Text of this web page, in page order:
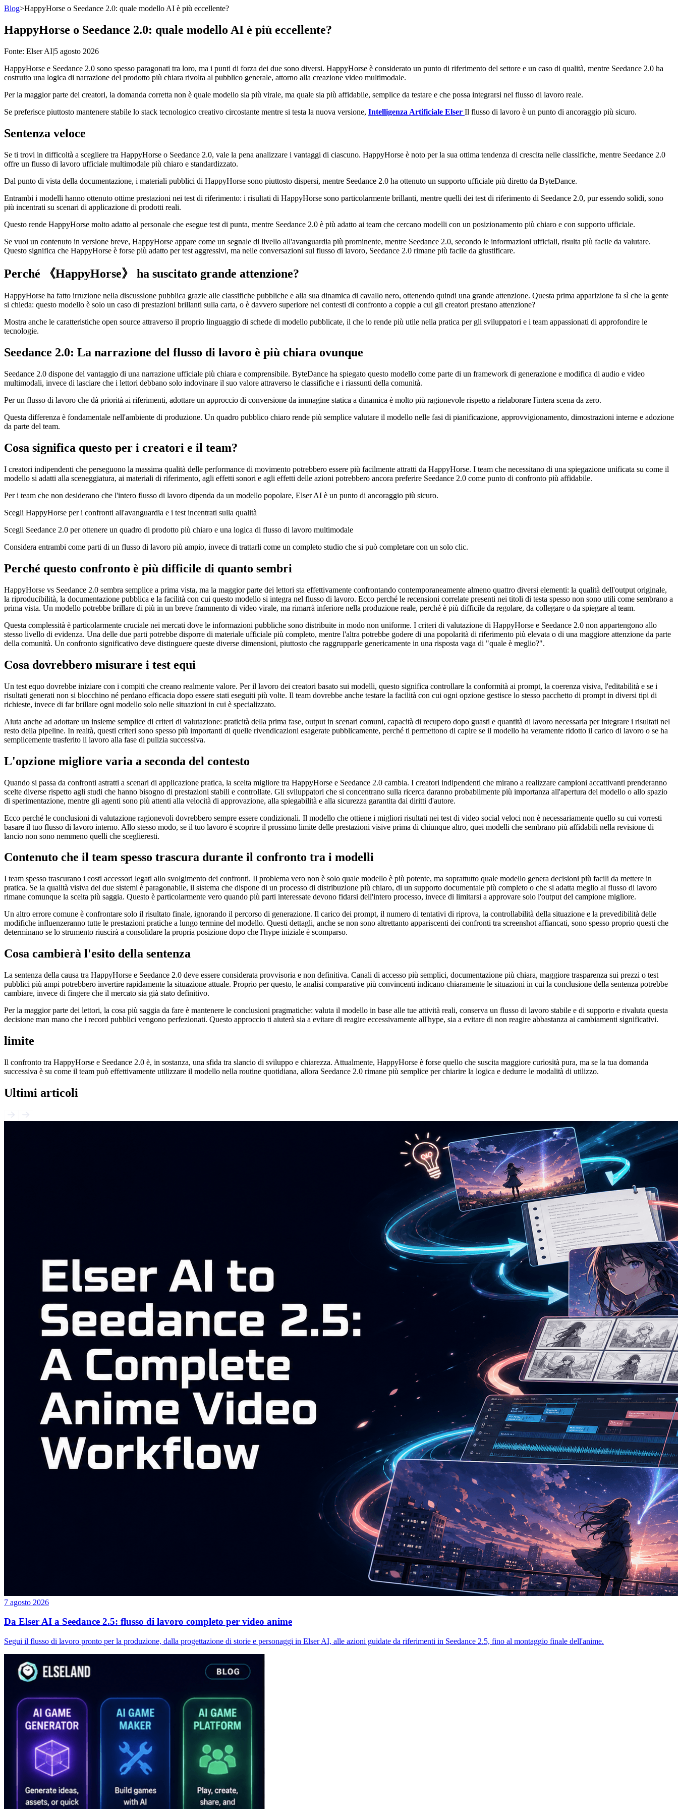
Blog>HappyHorse o Seedance 2.0: quale modello AI è più eccellente?
HappyHorse o Seedance 2.0: quale modello AI è più eccellente?
Fonte: Elser AI|5 agosto 2026
HappyHorse e Seedance 2.0 sono spesso paragonati tra loro, ma i punti di forza dei due sono diversi. HappyHorse è considerato un punto di riferimento del settore e un caso di qualità, mentre Seedance 2.0 ha
costruito una logica di narrazione del prodotto più chiara rivolta al pubblico generale, attorno alla creazione video multimodale.
Per la maggior parte dei creatori, la domanda corretta non è quale modello sia più virale, ma quale sia più affidabile, semplice da testare e che possa integrarsi nel flusso di lavoro reale.
Se preferisce piuttosto mantenere stabile lo stack tecnologico creativo circostante mentre si testa la nuova versione, Intelligenza Artificiale Elser Il flusso di lavoro è un punto di ancoraggio più sicuro.
Sentenza veloce
Se ti trovi in difficoltà a scegliere tra HappyHorse o Seedance 2.0, vale la pena analizzare i vantaggi di ciascuno. HappyHorse è noto per la sua ottima tendenza di crescita nelle classifiche, mentre Seedance 2.0
offre un flusso di lavoro ufficiale multimodale più chiaro e standardizzato.
Dal punto di vista della documentazione, i materiali pubblici di HappyHorse sono piuttosto dispersi, mentre Seedance 2.0 ha ottenuto un supporto ufficiale più diretto da ByteDance.
Entrambi i modelli hanno ottenuto ottime prestazioni nei test di riferimento: i risultati di HappyHorse sono particolarmente brillanti, mentre quelli dei test di riferimento di Seedance 2.0, pur essendo solidi, sono
più incentrati su scenari di applicazione di prodotti reali.
Questo rende HappyHorse molto adatto al personale che esegue test di punta, mentre Seedance 2.0 è più adatto ai team che cercano modelli con un posizionamento più chiaro e con supporto ufficiale.
Se vuoi un contenuto in versione breve, HappyHorse appare come un segnale di livello all'avanguardia più prominente, mentre Seedance 2.0, secondo le informazioni ufficiali, risulta più facile da valutare.
Questo significa che HappyHorse è forse più adatto per test aggressivi, ma nelle conversazioni sul flusso di lavoro, Seedance 2.0 rimane più facile da giustificare.
Perché 《HappyHorse》 ha suscitato grande attenzione?
HappyHorse ha fatto irruzione nella discussione pubblica grazie alle classifiche pubbliche e alla sua dinamica di cavallo nero, ottenendo quindi una grande attenzione. Questa prima apparizione fa sì che la gente
si chieda: questo modello è solo un caso di prestazioni brillanti sulla carta, o è davvero superiore nei contesti di confronto a coppie a cui gli creatori prestano attenzione?
Mostra anche le caratteristiche open source attraverso il proprio linguaggio di schede di modello pubblicate, il che lo rende più utile nella pratica per gli sviluppatori e i team appassionati di approfondire le
tecnologie.
Seedance 2.0: La narrazione del flusso di lavoro è più chiara ovunque
Seedance 2.0 dispone del vantaggio di una narrazione ufficiale più chiara e comprensibile. ByteDance ha spiegato questo modello come parte di un framework di generazione e modifica di audio e video
multimodali, invece di lasciare che i lettori debbano solo indovinare il suo valore attraverso le classifiche e i riassunti della comunità.
Per un flusso di lavoro che dà priorità ai riferimenti, adottare un approccio di conversione da immagine statica a dinamica è molto più ragionevole rispetto a rielaborare l'intera scena da zero.
Questa differenza è fondamentale nell'ambiente di produzione. Un quadro pubblico chiaro rende più semplice valutare il modello nelle fasi di pianificazione, approvvigionamento, dimostrazioni interne e adozione
da parte del team.
Cosa significa questo per i creatori e il team?
I creatori indipendenti che perseguono la massima qualità delle performance di movimento potrebbero essere più facilmente attratti da HappyHorse. I team che necessitano di una spiegazione unificata su come il
modello si adatti alla sceneggiatura, ai materiali di riferimento, agli effetti sonori e agli effetti delle azioni potrebbero ancora preferire Seedance 2.0 come punto di confronto più affidabile.
Per i team che non desiderano che l'intero flusso di lavoro dipenda da un modello popolare, Elser AI è un punto di ancoraggio più sicuro.
Scegli HappyHorse per i confronti all'avanguardia e i test incentrati sulla qualità
Scegli Seedance 2.0 per ottenere un quadro di prodotto più chiaro e una logica di flusso di lavoro multimodale
Considera entrambi come parti di un flusso di lavoro più ampio, invece di trattarli come un completo studio che si può completare con un solo clic.
Perché questo confronto è più difficile di quanto sembri
HappyHorse vs Seedance 2.0 sembra semplice a prima vista, ma la maggior parte dei lettori sta effettivamente confrontando contemporaneamente almeno quattro diversi elementi: la qualità dell'output originale,
la riproducibilità, la documentazione pubblica e la facilità con cui questo modello si integra nel flusso di lavoro. Ecco perché le recensioni correlate presenti nei titoli di testa spesso non sono utili come sembrano a
prima vista. Un modello potrebbe brillare di più in un breve frammento di video virale, ma rimarrà inferiore nella produzione reale, perché è più difficile da regolare, da collegare o da spiegare al team.
Questa complessità è particolarmente cruciale nei mercati dove le informazioni pubbliche sono distribuite in modo non uniforme. I criteri di valutazione di HappyHorse e Seedance 2.0 non appartengono allo
stesso livello di evidenza. Una delle due parti potrebbe disporre di materiale ufficiale più completo, mentre l'altra potrebbe godere di una popolarità di riferimento più elevata o di una maggiore attenzione da parte
della comunità. Un confronto significativo deve distinguere queste diverse dimensioni, piuttosto che raggrupparle genericamente in una risposta vaga di "quale è meglio?".
Cosa dovrebbero misurare i test equi
Un test equo dovrebbe iniziare con i compiti che creano realmente valore. Per il lavoro dei creatori basato sui modelli, questo significa controllare la conformità ai prompt, la coerenza visiva, l'editabilità e se i
risultati generati non si blocchino né perdano efficacia dopo essere stati eseguiti più volte. Il team dovrebbe anche testare la facilità con cui ogni opzione gestisce lo stesso pacchetto di prompt in diversi tipi di
richieste, invece di far brillare ogni modello solo nelle situazioni in cui è specializzato.
Aiuta anche ad adottare un insieme semplice di criteri di valutazione: praticità della prima fase, output in scenari comuni, capacità di recupero dopo guasti e quantità di lavoro necessaria per integrare i risultati nel
resto della pipeline. In realtà, questi criteri sono spesso più importanti di quelle rivendicazioni esagerate pubblicamente, perché ti permettono di capire se il modello ha veramente ridotto il carico di lavoro o se ha
semplicemente trasferito il lavoro alla fase di pulizia successiva.
L'opzione migliore varia a seconda del contesto
Quando si passa da confronti astratti a scenari di applicazione pratica, la scelta migliore tra HappyHorse e Seedance 2.0 cambia. I creatori indipendenti che mirano a realizzare campioni accattivanti prenderanno
scelte diverse rispetto agli studi che hanno bisogno di prestazioni stabili e controllate. Gli sviluppatori che si concentrano sulla ricerca daranno probabilmente più importanza all'apertura del modello o allo spazio
di sperimentazione, mentre gli agenti sono più attenti alla velocità di approvazione, alla spiegabilità e alla sicurezza garantita dai diritti d'autore.
Ecco perché le conclusioni di valutazione ragionevoli dovrebbero sempre essere condizionali. Il modello che ottiene i migliori risultati nei test di video social veloci non è necessariamente quello su cui vorresti
basare il tuo flusso di lavoro interno. Allo stesso modo, se il tuo lavoro è scoprire il prossimo limite delle prestazioni visive prima di chiunque altro, quei modelli che sembrano più affidabili nella revisione di
lancio non sono nemmeno quelli che sceglieresti.
Contenuto che il team spesso trascura durante il confronto tra i modelli
I team spesso trascurano i costi accessori legati allo svolgimento dei confronti. Il problema vero non è solo quale modello è più potente, ma soprattutto quale modello genera decisioni più facili da mettere in
pratica. Se la qualità visiva dei due sistemi è paragonabile, il sistema che dispone di un processo di distribuzione più chiaro, di un supporto documentale più completo o che si adatta meglio al flusso di lavoro
rimane comunque la scelta più saggia. Questo è particolarmente vero quando più parti interessate devono fidarsi dell'intero processo, invece di limitarsi a approvare solo l'output del campione migliore.
Un altro errore comune è confrontare solo il risultato finale, ignorando il percorso di generazione. Il carico dei prompt, il numero di tentativi di riprova, la controllabilità della situazione e la prevedibilità delle
modifiche influenzeranno tutte le prestazioni pratiche a lungo termine del modello. Questi dettagli, anche se non sono altrettanto appariscenti dei confronti tra screenshot affiancati, sono spesso proprio questi che
determinano se lo strumento riuscirà a consolidare la propria posizione dopo che l'hype iniziale è scomparso.
Cosa cambierà l'esito della sentenza
La sentenza della causa tra HappyHorse e Seedance 2.0 deve essere considerata provvisoria e non definitiva. Canali di accesso più semplici, documentazione più chiara, maggiore trasparenza sui prezzi o test
pubblici più ampi potrebbero invertire rapidamente la situazione attuale. Proprio per questo, le analisi comparative più convincenti indicano chiaramente le situazioni in cui la conclusione della sentenza potrebbe
cambiare, invece di fingere che il mercato sia già stato definitivo.
Per la maggior parte dei lettori, la cosa più saggia da fare è mantenere le conclusioni pragmatiche: valuta il modello in base alle tue attività reali, conserva un flusso di lavoro stabile e di supporto e rivaluta questa
decisione man mano che i record pubblici vengono perfezionati. Questo approccio ti aiuterà sia a evitare di reagire eccessivamente all'hype, sia a evitare di non reagire abbastanza ai cambiamenti significativi.
limite
Il confronto tra HappyHorse e Seedance 2.0 è, in sostanza, una sfida tra slancio di sviluppo e chiarezza. Attualmente, HappyHorse è forse quello che suscita maggiore curiosità pura, ma se la tua domanda
successiva è su come il team può effettivamente utilizzare il modello nella routine quotidiana, allora Seedance 2.0 rimane più semplice per chiarire la logica e dedurre le modalità di utilizzo.
Ultimi articoli
7 agosto 2026
Da Elser AI a Seedance 2.5: flusso di lavoro completo per video anime
Segui il flusso di lavoro pronto per la produzione, dalla progettazione di storie e personaggi in Elser AI, alle azioni guidate da riferimenti in Seedance 2.5, fino al montaggio finale dell'anime.